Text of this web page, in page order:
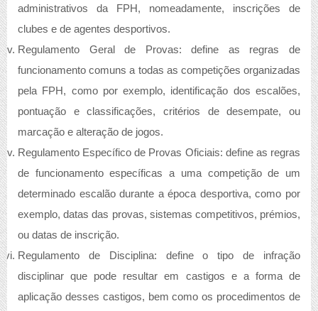
administrativos da FPH, nomeadamente, inscrições de
clubes e de agentes desportivos.
Regulamento Geral de Provas: define as regras de
funcionamento comuns a todas as competições organizadas
pela FPH, como por exemplo, identificação dos escalões,
pontuação e classificações, critérios de desempate, ou
marcação e alteração de jogos.
Regulamento Específico de Provas Oficiais: define as regras
de funcionamento específicas a uma competição de um
determinado escalão durante a época desportiva, como por
exemplo, datas das provas, sistemas competitivos, prémios,
ou datas de inscrição.
Regulamento de Disciplina: define o tipo de infração
disciplinar que pode resultar em castigos e a forma de
aplicação desses castigos, bem como os procedimentos de